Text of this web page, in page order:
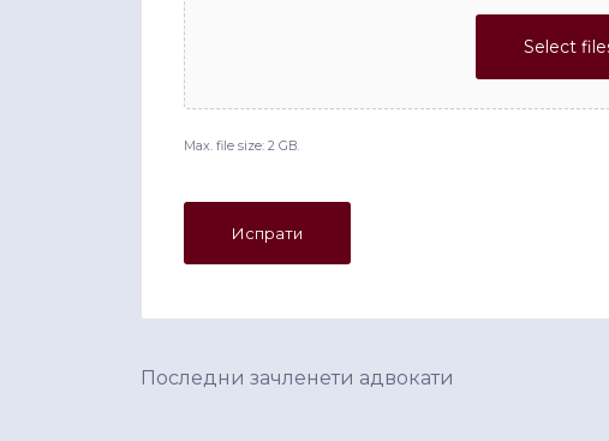
Select
Max. file size: 2 GB.
Последни зачленети адвокати